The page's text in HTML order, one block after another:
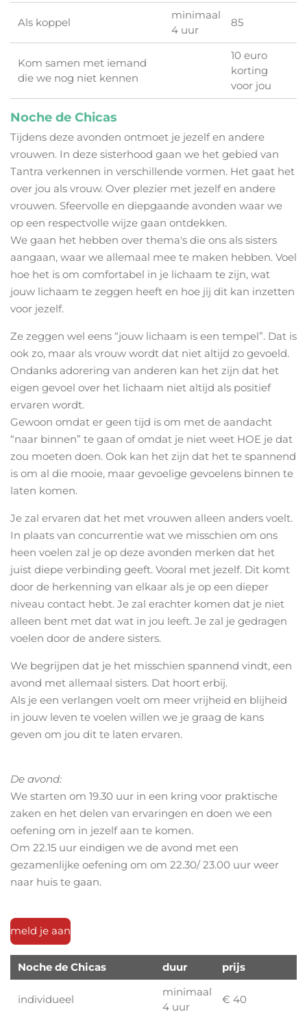
Als koppel
minimaal
4 uur
85
Kom samen met iemand
die we nog niet kennen
10 euro
korting
voor jou
Noche de Chicas
Tijdens deze avonden ontmoet je jezelf en andere
vrouwen. In deze sisterhood gaan we het gebied van
Tantra verkennen in verschillende vormen. Het gaat het
over jou als vrouw. Over plezier met jezelf en andere
vrouwen. Sfeervolle en diepgaande avonden waar we
op een respectvolle wijze gaan ontdekken.
We gaan het hebben over thema's die ons als sisters
aangaan, waar we allemaal mee te maken hebben. Voel
hoe het is om comfortabel in je lichaam te zijn, wat
jouw lichaam te zeggen heeft en hoe jij dit kan inzetten
voor jezelf.
Ze zeggen wel eens “jouw lichaam is een tempel”. Dat is
ook zo, maar als vrouw wordt dat niet altijd zo gevoeld.
Ondanks adorering van anderen kan het zijn dat het
eigen gevoel over het lichaam niet altijd als positief
ervaren wordt.
Gewoon omdat er geen tijd is om met de aandacht
“naar binnen” te gaan of omdat je niet weet HOE je dat
zou moeten doen. Ook kan het zijn dat het te spannend
is om al die mooie, maar gevoelige gevoelens binnen te
laten komen.
Je zal ervaren dat het met vrouwen alleen anders voelt.
In plaats van concurrentie wat we misschien om ons
heen voelen zal je op deze avonden merken dat het
juist diepe verbinding geeft. Vooral met jezelf. Dit komt
door de herkenning van elkaar als je op een dieper
niveau contact hebt. Je zal erachter komen dat je niet
alleen bent met dat wat in jou leeft. Je zal je gedragen
voelen door de andere sisters.
We begrijpen dat je het misschien spannend vindt, een
avond met allemaal sisters. Dat hoort erbij.
Als je een verlangen voelt om meer vrijheid en blijheid
in jouw leven te voelen willen we je graag de kans
geven om jou dit te laten ervaren.
De avond:
We starten om 19.30 uur in een kring voor praktische
zaken en het delen van ervaringen en doen we een
oefening om in jezelf aan te komen.
Om 22.15 uur eindigen we de avond met een
gezamenlijke oefening om om 22.30/ 23.00 uur weer
naar huis te gaan.
meld je aan
Noche de Chicas duur prijs
individueel
minimaal
4 uur
€ 40